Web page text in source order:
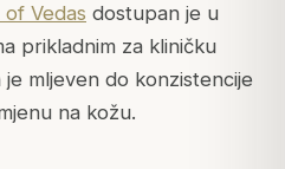
Vedas dostupan je u
prikladnim za kliničku
mljeven do konzistencije
na kožu.